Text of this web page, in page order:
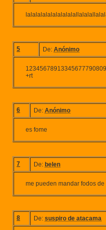
5 De: Anónimo
+rt
6 De: Anónimo
es fome
7 De: belen
me pueden mandar fodos
8 De: suspiro de atacama